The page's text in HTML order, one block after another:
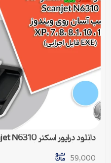
برای تمامی ویندوزها
59,000